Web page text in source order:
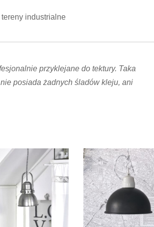
tereny industrialne
przyklejane do tektury. Taka
posiada żadnych śladów kleju, ani